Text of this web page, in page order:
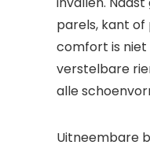
parels, kant of
comfort is niet
verstelbare
alle
Uitneembare